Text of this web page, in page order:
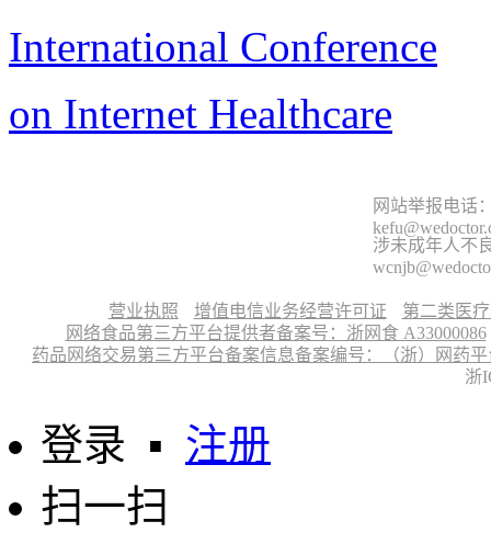
International Conference
on Internet Healthcare
网站举报电话
涉未成年人不
营业执照 增值电信业务经营许可证
第二类医
网络食品第三方平台提供者备案号：浙网食 A33000086
药品网络交易第三方平台备案信息备案编号：（浙）网药平
浙
登录 ▪ 注册
扫一扫